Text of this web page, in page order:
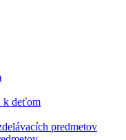
k deťom
predmetov